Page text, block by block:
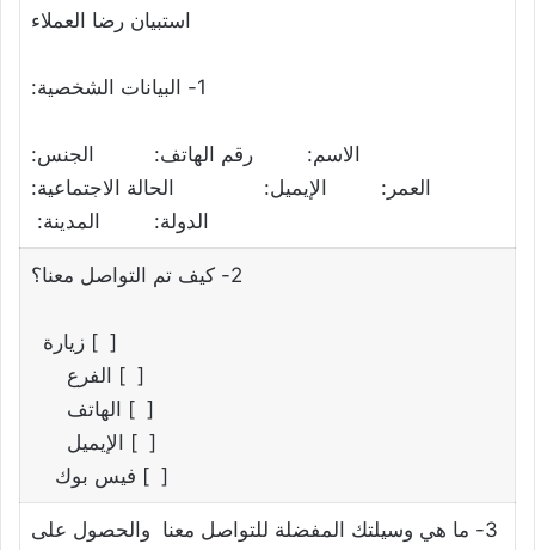
استبيان رضا العملاء
1- البيانات الشخصية:
الاسم: رقم الهاتف: الجنس:
العمر: الإيميل: الحالة الاجتماعية:
الدولة: المدينة:
2- كيف تم التواصل معنا؟
[ ] زيارة
[ ] الفرع
[ ] الهاتف
[ ] الإيميل
[ ] فيس بوك
3- ما هي وسيلتك المفضلة للتواصل معنا والحصول على